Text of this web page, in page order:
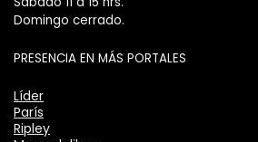
Domingo cerrado.
PRESENCIA EN MÁS PORTALES
Líder
París
Ripley